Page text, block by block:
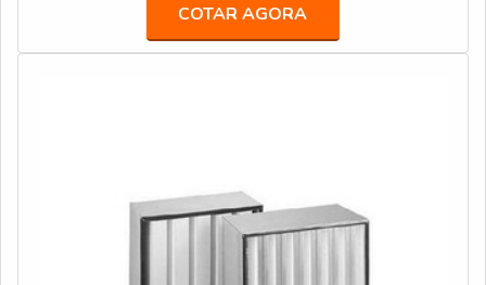
São amplamente utilizados em cabines de pintura,
cozinhas industriais e diversas outras aplicações dentro
COTAR AGORA